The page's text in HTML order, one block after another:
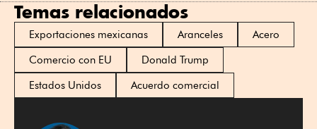
Temas relacionados
Exportaciones mexicanas Aranceles
Acero
Comercio con EU
Donald Trump
Estados Unidos
Acuerdo comercial